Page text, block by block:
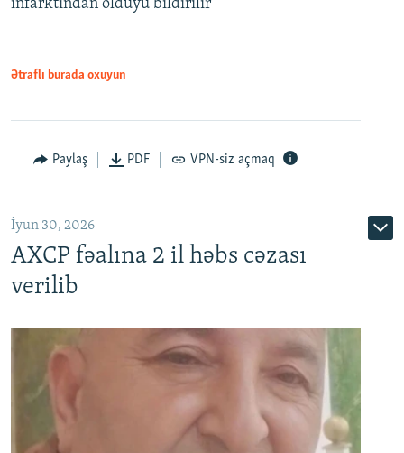
infarktından öldüyü bildirilir
Ətraflı burada oxuyun
Paylaş PDF VPN-siz açmaq
İyun 30, 2026
AXCP fəalına 2 il həbs cəzası
verilib